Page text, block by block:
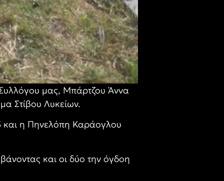
Συλλόγου μας, Μπάρτζου Άννα
Στίβου Λυκείων.
και η Πηνελόπη Καράογλου
και οι δύο την όγδοη